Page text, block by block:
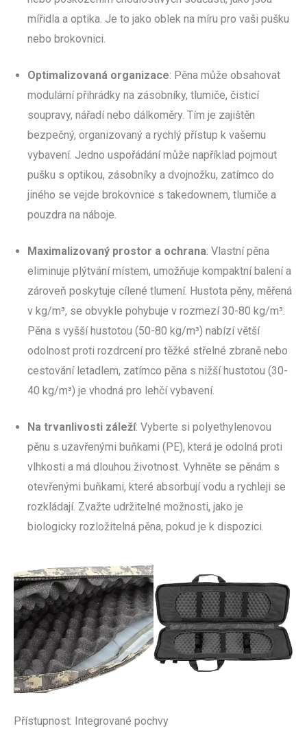
mířidla a optika. Je to jako oblek na míru pro vaši pušku
nebo brokovnici.
Optimalizovaná organizace: Pěna může obsahovat
modulární přihrádky na zásobníky, tlumiče, čisticí
soupravy, nářadí nebo dálkoměry. Tím je zajištěn
bezpečný, organizovaný a rychlý přístup k vašemu
vybavení. Jedno uspořádání může například pojmout
pušku s optikou, zásobníky a dvojnožku, zatímco do
jiného se vejde brokovnice s takedownem, tlumiče a
pouzdra na náboje.
Maximalizovaný prostor a ochrana: Vlastní pěna
eliminuje plýtvání místem, umožňuje kompaktní balení a
zároveň poskytuje cílené tlumení. Hustota pěny, měřená
v kg/m³, se obvykle pohybuje v rozmezí 30-80 kg/m³.
Pěna s vyšší hustotou (50-80 kg/m³) nabízí větší
odolnost proti rozdrcení pro těžké střelné zbraně nebo
cestování letadlem, zatímco pěna s nižší hustotou (30-
40 kg/m³) je vhodná pro lehčí vybavení.
Na trvanlivosti záleží: Vyberte si polyethylenovou
pěnu s uzavřenými buňkami (PE), která je odolná proti
vlhkosti a má dlouhou životnost. Vyhněte se pěnám s
otevřenými buňkami, které absorbují vodu a rychleji se
rozkládají. Zvažte udržitelné možnosti, jako je
biologicky rozložitelná pěna, pokud je k dispozici.
Přístupnost: Integrované pochvy